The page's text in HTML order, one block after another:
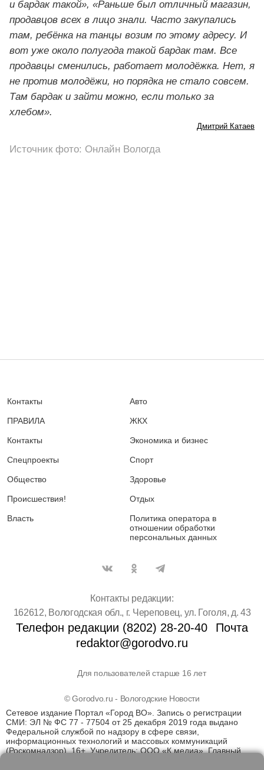
и бардак такой», «Раньше был отличный магазин,
продавцов всех в лицо знали. Часто закупались
там, ребёнка на танцы возим по этому адресу. И
вот уже около полугода такой бардак там. Все
продавцы сменились, работает молодёжка. Нет, я
не против молодёжи, но порядка не стало совсем.
Там бардак и зайти можно, если только за
хлебом».
Дмитрий Катаев
Источник фото: Онлайн Вологда
Контакты
ПРАВИЛА
Контакты
Спецпроекты
Общество
Происшествия!
Власть
Авто
ЖКХ
Экономика и бизнес
Спорт
Здоровье
Отдых
Политика оператора в
отношении обработки
персональных данных
Контакты редакции:
162612, Вологодская обл., г. Череповец, ул. Гоголя, д. 43
Телефон редакции (8202) 28-20-40
Почта
redaktor@gorodvo.ru
Для пользователей старше 16 лет
© Gorodvo.ru - Вологодские Новости
Сетевое издание Портал «Город ВО». Запись о регистрации
СМИ: ЭЛ № ФС 77 - 77504 от 25 декабря 2019 года выдано
Федеральной службой по надзору в сфере связи,
информационных технологий и массовых коммуникаций
(Роскомнадзор). 16+. Учредитель: ООО «К медиа». Главный